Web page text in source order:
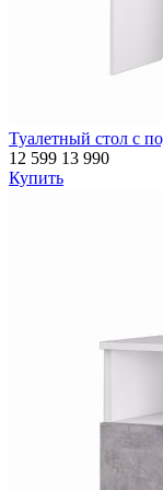
Туалетный стол с
12 599 13 990
Купить